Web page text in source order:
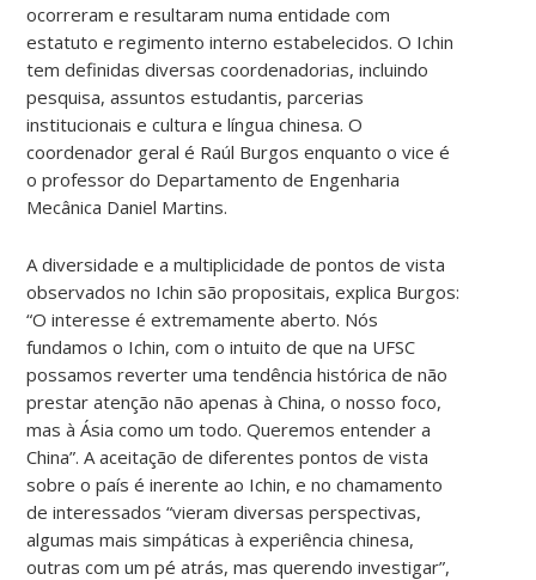
ocorreram e resultaram numa entidade com
estatuto e regimento interno estabelecidos. O Ichin
tem definidas diversas coordenadorias, incluindo
pesquisa, assuntos estudantis, parcerias
institucionais e cultura e língua chinesa. O
coordenador geral é Raúl Burgos enquanto o vice é
o professor do Departamento de Engenharia
Mecânica Daniel Martins.
A diversidade e a multiplicidade de pontos de vista
observados no Ichin são propositais, explica Burgos:
“O interesse é extremamente aberto. Nós
fundamos o Ichin, com o intuito de que na UFSC
possamos reverter uma tendência histórica de não
prestar atenção não apenas à China, o nosso foco,
mas à Ásia como um todo. Queremos entender a
China”. A aceitação de diferentes pontos de vista
sobre o país é inerente ao Ichin, e no chamamento
de interessados “vieram diversas perspectivas,
algumas mais simpáticas à experiência chinesa,
outras com um pé atrás, mas querendo investigar”,